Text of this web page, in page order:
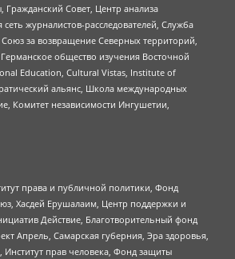
Совет, Центр анализа
журналистов-расследователей, Служба
за возвращение Северных территорий,
общество изучения Восточной
Education, Cultural Vistas, Institute of
альянс, Школа международных
Комитет независимости Ингушетии,
права и публичной политики, Фонд
Хасдей Ерушалаим, Центр поддержки и
Действие, Благотворительный фонд
Апрель, Самарская губерния, Эра здоровья,
прав человека, Фонд защиты